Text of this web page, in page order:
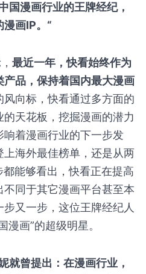
国漫画行业的王牌经纪，
画IP。“
最近一年，快看始终作为
品，保持着国内最大漫画
风向标，快看通过多方面的
天花板，挖掘漫画的潜力
着漫画行业的下一步发
海外最佳榜单，还是从两
能够看出，快看正在提高
同于其它漫画平台甚至本
又一步，这位王牌经纪人
漫画”的超级明星。
就曾提出：在漫画行业，